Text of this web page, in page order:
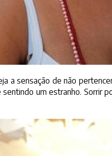
a sensação de não
um estranho. Sorrir